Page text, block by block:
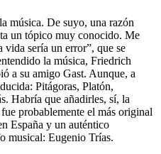
música. De suyo, una razón
un tópico muy conocido. Me
vida sería un error”, que se
la música, Friedrich
a su amigo Gast. Aunque, a
Pitágoras, Platón,
Habría que añadirles, sí, la
probablemente el más original
España y un auténtico
musical: Eugenio Trías.